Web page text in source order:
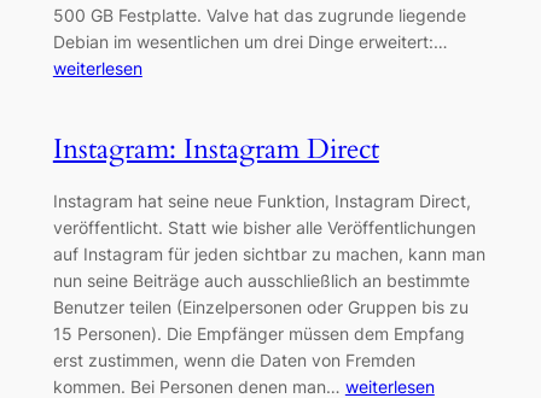
500 GB Festplatte. Valve hat das zugrunde liegende
Debian im wesentlichen um drei Dinge erweitert:…
weiterlesen
Instagram: Instagram Direct
Instagram hat seine neue Funktion, Instagram Direct,
veröffentlicht. Statt wie bisher alle Veröffentlichungen
auf Instagram für jeden sichtbar zu machen, kann man
nun seine Beiträge auch ausschließlich an bestimmte
Benutzer teilen (Einzelpersonen oder Gruppen bis zu
15 Personen). Die Empfänger müssen dem Empfang
erst zustimmen, wenn die Daten von Fremden
kommen. Bei Personen denen man… weiterlesen